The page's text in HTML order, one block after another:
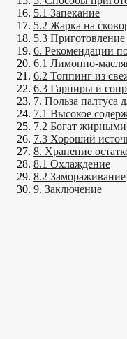
5.1 Запекание
5.2 Жарка на
5.3 Приготовление
6. Рекомендации
6.1 Лимонно-
6.2 Топпинг из
6.3 Гарниры и
7. Польза палтуса
7.1 Высокое
7.2 Богат
7.3 Хороший
8. Хранение
8.1 Охлаждение
8.2 Замораживание
9. Заключение